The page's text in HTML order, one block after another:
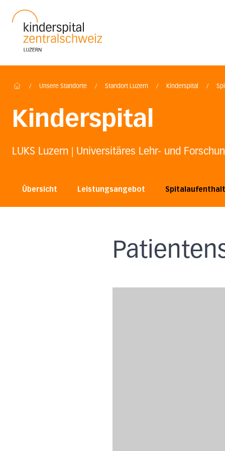
Startseite des Luzerner Kantonsspital
/ Unsere Standorte / Standort Luzern / Kinderspital /
Kinderspital
LUKS Luzern | Universitäres Lehr- und
Übersicht Leistungsangebot Spitalaufenthalt